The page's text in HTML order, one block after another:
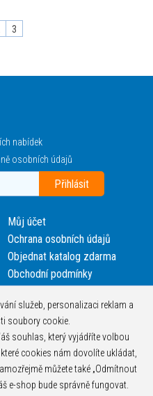
3
služeb, personalizaci reklam a
soubory cookie.
souhlas, který vyjádříte volbou
cookies nám dovolíte ukládat,
můžete také „Odmítnout
e-shop bude správně fungovat.
nabídek
osobních údajů
Můj účet
Ochrana osobních údajů
Objednat katalog zdarma
Obchodní podmínky